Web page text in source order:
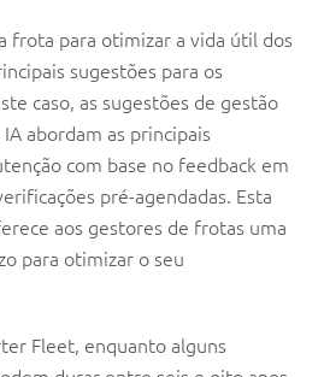
frota para otimizar a vida útil dos
sugestões para os
caso, as sugestões de gestão
abordam as principais
com base no feedback em
pré-agendadas. Esta
aos gestores de frotas uma
para otimizar o seu
Fleet, enquanto alguns